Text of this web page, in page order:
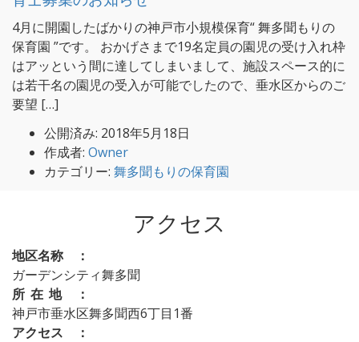
4月に開園したばかりの神戸市小規模保育“ 舞多聞もりの
保育園 ”です。 おかげさまで19名定員の園児の受け入れ枠
はアッという間に達してしまいまして、施設スペース的に
は若干名の園児の受入が可能でしたので、垂水区からのご
要望 […]
公開済み: 2018年5月18日
作成者: Owner
カテゴリー: 舞多聞もりの保育園
アクセス
地区名称 ：
ガーデンシティ舞多聞
所在地 ：
神戸市垂水区舞多聞西6丁目1番
アクセス ：